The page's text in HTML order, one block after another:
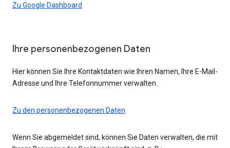
Zu Google Dashboard
Ihre personenbezogenen Daten
Hier können Sie Ihre Kontaktdaten wie Ihren Namen, Ihre E-Mail-
Adresse und Ihre Telefonnummer verwalten.
Zu den personenbezogenen Daten
Wenn Sie abgemeldet sind, können Sie Daten verwalten, die mit